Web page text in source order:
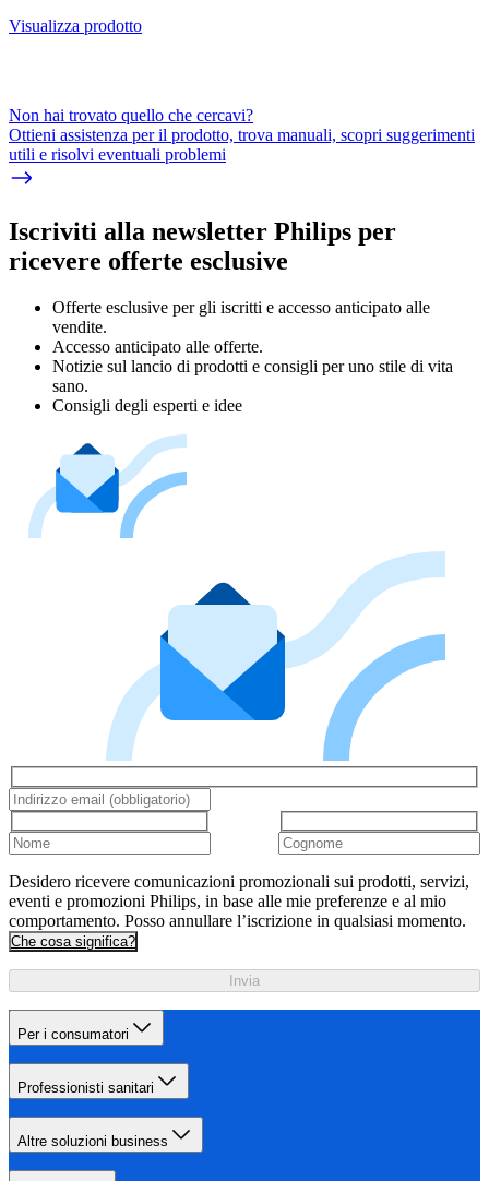
Visualizza prodotto
Non hai trovato quello che cercavi?
Ottieni assistenza per il prodotto, trova manuali, scopri suggerimenti
utili e risolvi eventuali problemi
Iscriviti alla newsletter Philips per
ricevere offerte esclusive
Offerte esclusive per gli iscritti e accesso anticipato alle
vendite.
Accesso anticipato alle offerte.
Notizie sul lancio di prodotti e consigli per uno stile di vita
sano.
Consigli degli esperti e idee
Desidero ricevere comunicazioni promozionali sui prodotti, servizi,
eventi e promozioni Philips, in base alle mie preferenze e al mio
comportamento. Posso annullare l’iscrizione in qualsiasi momento.
Che cosa significa?
Invia
Per i consumatori
Professionisti sanitari
Altre soluzioni business